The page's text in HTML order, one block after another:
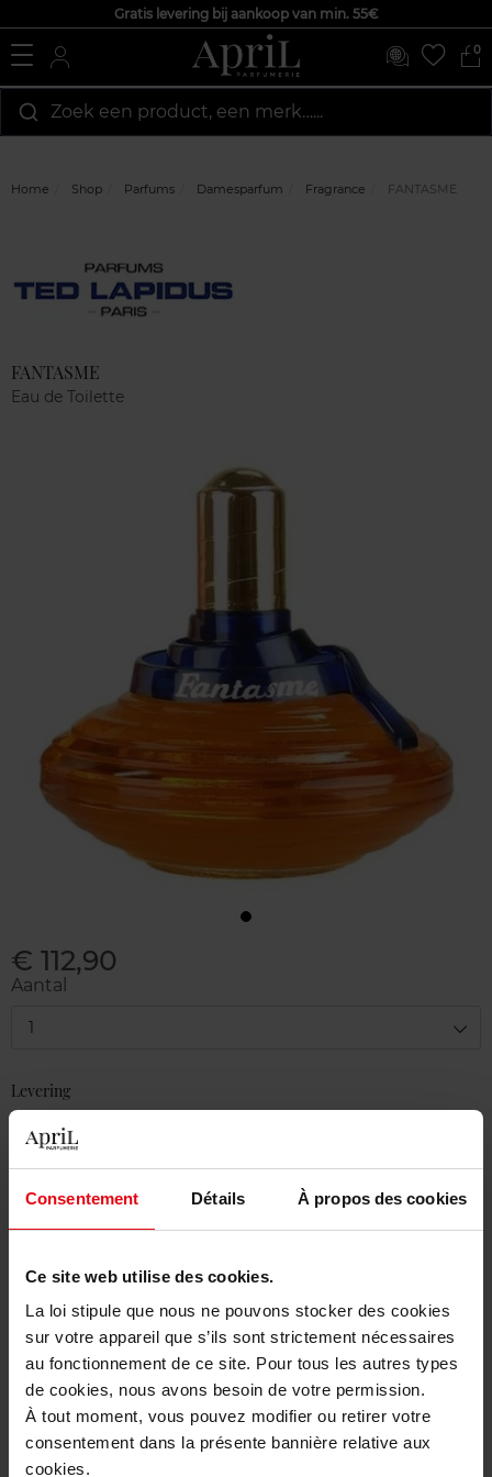
Consentement Détails À propos des cookies
Ce site web utilise des cookies.
La loi stipule que nous ne pouvons stocker des cookies
sur votre appareil que s’ils sont strictement nécessaires
au fonctionnement de ce site. Pour tous les autres types
de cookies, nous avons besoin de votre permission.
À tout moment, vous pouvez modifier ou retirer votre
consentement dans la présente bannière relative aux
cookies.
Gratis levering bij aankoop van min. 55€
0
Zoek een product, een merk…...
Home Shop Parfums Damesparfum Fragrance FANTASME
FANTASME
Eau de Toilette
€ 112,90
Aantal
1
Levering
Voorradig
Gratis levering bij aankoop van min. 55€
Gratis verpakking
Beschrijving